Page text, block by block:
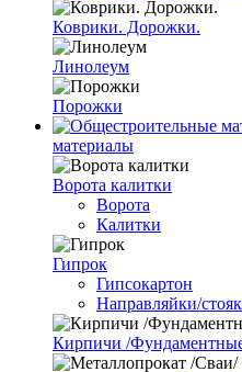
Коврики. Дорожки.
Линолеум
Порожки
материалы
Ворота калитки
Ворота
Калитки
Гипрок
Гипсокартон
Направляйки/
Кирпичи /